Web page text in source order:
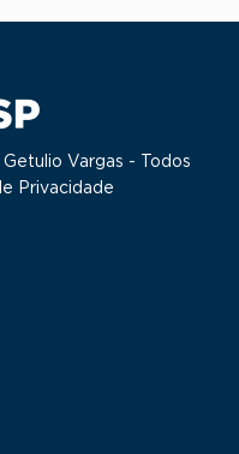
Vargas - Todos
Privacidade